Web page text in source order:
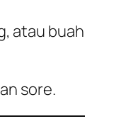
atau buah
sore.